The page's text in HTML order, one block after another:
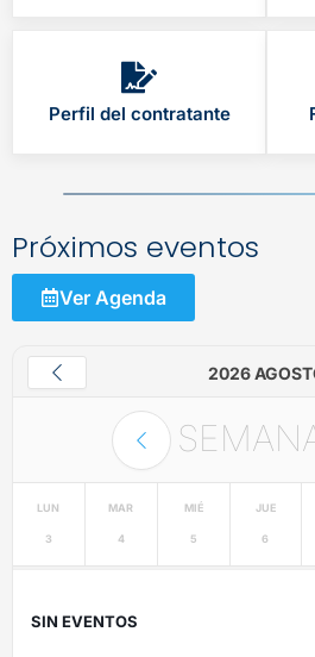
Perfil del contratante
Próximos eventos
Ver Agenda
2026
LUN
3
MAR
4
MIÉ
5
JUE
6
SIN EVENTOS